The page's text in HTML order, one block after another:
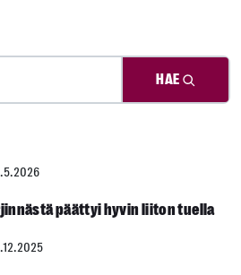
HAE
päättyi hyvin liiton tuella